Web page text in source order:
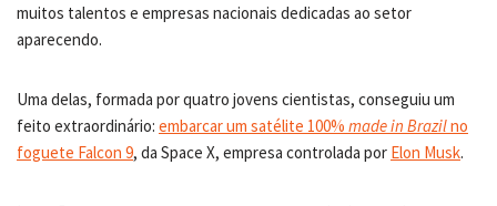
muitos talentos e empresas nacionais dedicadas ao setor
aparecendo.
Uma delas, formada por quatro jovens cientistas, conseguiu um
feito extraordinário: embarcar um satélite 100% made in Brazilno
foguete Falcon 9, da Space X, empresa controlada por Elon Musk.